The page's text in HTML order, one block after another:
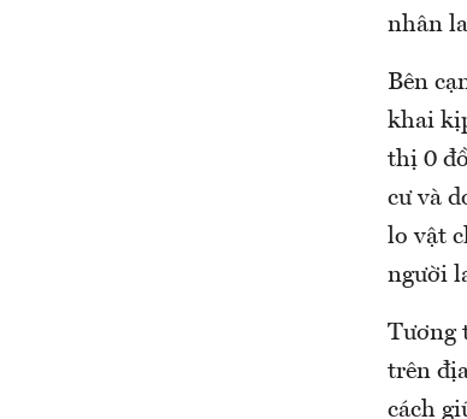
nhân
Bên
khai
thị 0
cư và
lo vật
người
Tương
trên
cách